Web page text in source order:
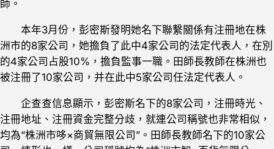
師。
本年3月份，彭密斯發明她名下聯繫關係有注冊地在株
洲市的8家公司，她擔負了此中4家公司的法定代表人，在別
的4家公司占股10%，擔負監事一職。田師長教師在株洲也
被注冊了10家公司，并在此中5家公司任法定代表人。
企查查信息顯示，彭密斯名下的8家公司，注冊時光、
注冊地址、注冊資金完整分歧，就連公司稱號也非常相似，
均為“株洲市哆×商貿無限公司”。田師長教師名下的10家公